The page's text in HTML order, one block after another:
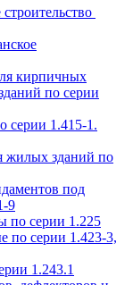
кирпичных
по серии
серии 1.415-1.
жилых зданий по
под
9
по серии 1.225
по серии 1.423-3,
1.243.1